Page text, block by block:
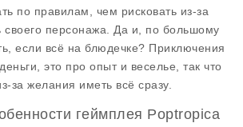
по правилам, чем рисковать из-за
своего персонажа. Да и, по большому
если всё на блюдечке? Приключения
это про опыт и веселье, так что
за желания иметь всё сразу.
геймплея Poptropica